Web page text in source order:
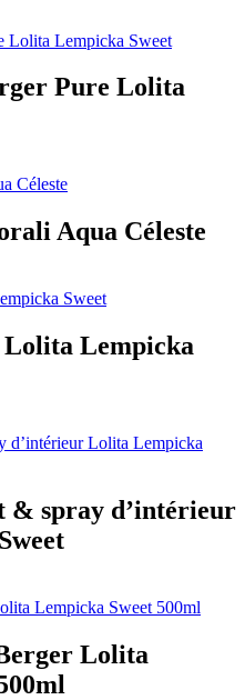
Pure Lolita
Aqua Céleste
Lempicka
& spray d’intérieur
Lolita